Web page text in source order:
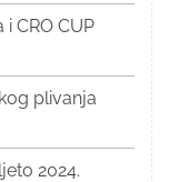
CRO CUP
plivanja
2024.